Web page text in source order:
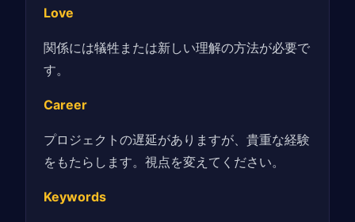
Love
関係には犠牲または新しい理解の方法が必要で
す。
Career
プロジェクトの遅延がありますが、貴重な経験
をもたらします。視点を変えてください。
Keywords